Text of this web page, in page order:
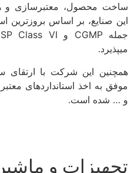
ساخت محصول، معتبرسازی و
این صنایع، بر اساس بروزترین
میپذیرد.
همچنین این شرکت با ارتقای
و … شده است.
تجهیزات و